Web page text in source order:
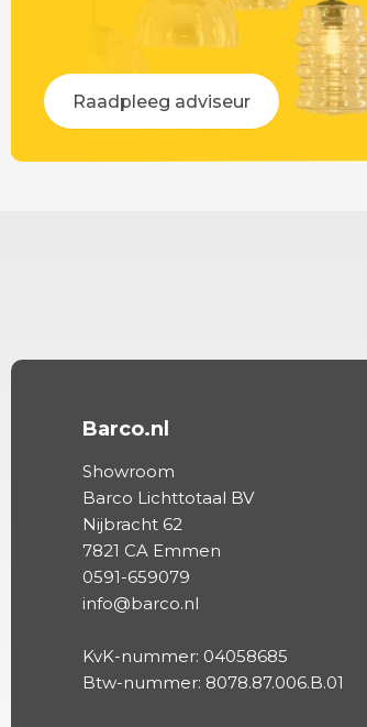
Raadpleeg adviseur
Barco.nl
Showroom
Barco Lichttotaal BV
Nijbracht 62
7821 CA Emmen
0591-659079
info@barco.nl
KvK-nummer: 04058685
Btw-nummer: 8078.87.006.B.01